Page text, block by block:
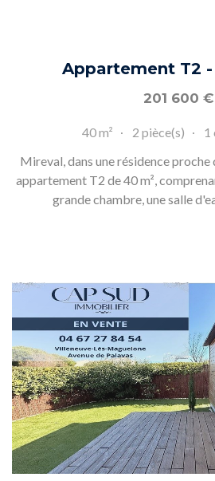
Appartement T2 -
201 600 €
40 m² 2 pièce(s)
1
Mireval, dans une résidence
appartement T2 de 40 m²,
grande chambre, une salle